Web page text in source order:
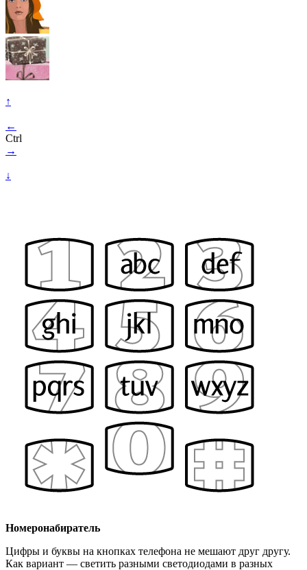
↑
←
Ctrl
→
↓
Номеронабиратель
Цифры и буквы на кнопках телефона не мешают друг другу.
Как вариант — светить разными светодиодами в разных